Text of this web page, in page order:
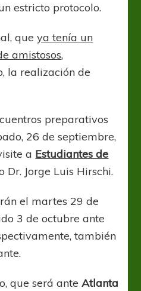
estricto protocolo.
queya tenía un
amistosos,
la realización de
preparativos
26 de septiembre,
a Estudiantes de
Dr. Jorge Luis Hirschi.
el martes 29 de
3 de octubre ante
también
que será anteAtlanta